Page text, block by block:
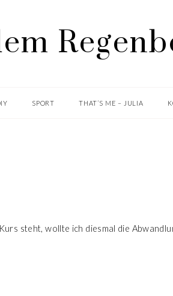
SPORT THAT’S ME – JULIA
steht, wollte ich diesmal die